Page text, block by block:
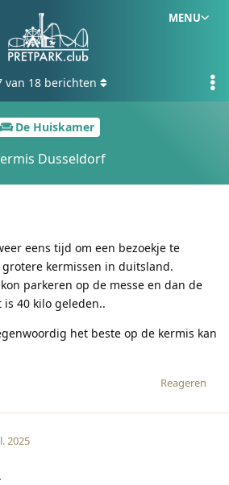
MENU
De Huiskamer
Dusseldorf
van 18 berichten
eens tijd om een bezoekje te
kermissen in duitsland.
parkeren op de messe en dan de
40 kilo geleden..
het beste op de kermis kan
Reageren
2025